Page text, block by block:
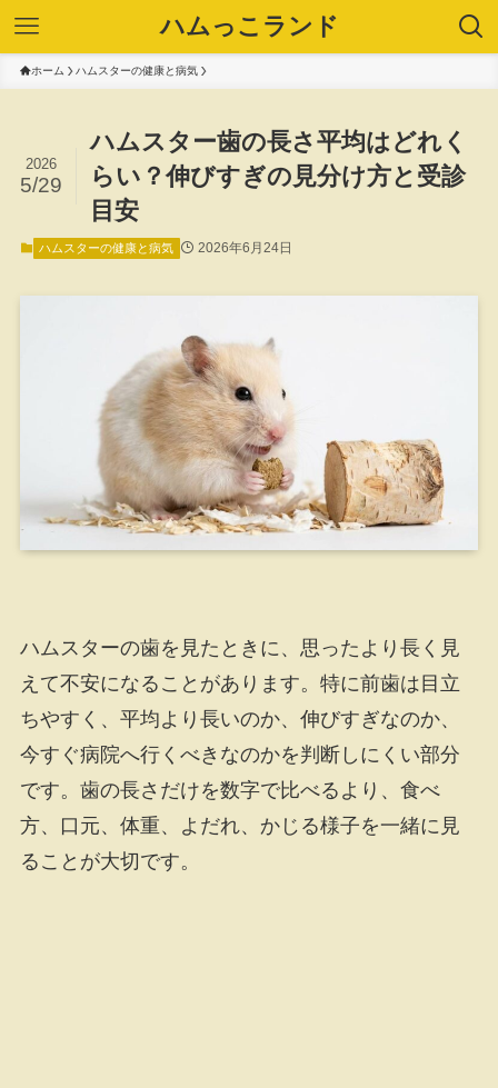
ハムっこランド
ホーム ハムスターの健康と病気
ハムスター歯の長さ平均はどれく
らい？伸びすぎの見分け方と受診
目安
2026
5/29
ハムスターの健康と病気 2026年6月24日
ハムスターの歯を見たときに、思ったより長く見
えて不安になることがあります。特に前歯は目立
ちやすく、平均より長いのか、伸びすぎなのか、
今すぐ病院へ行くべきなのかを判断しにくい部分
です。歯の長さだけを数字で比べるより、食べ
方、口元、体重、よだれ、かじる様子を一緒に見
ることが大切です。